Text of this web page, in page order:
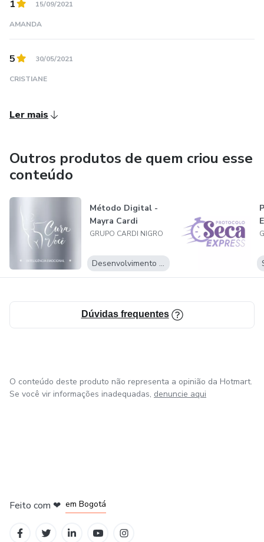
1 15/09/2021
AMANDA
5 30/05/2021
CRISTIANE
Ler mais
Outros produtos de quem criou esse
conteúdo
Método Digital -
Mayra Cardi
GRUPO CARDI NIGRO
Desenvolvimento Pessoal
Dúvidas frequentes
O conteúdo deste produto não representa a opinião da Hotmart.
Se você vir informações inadequadas, denuncie aqui
Feito com ❤ em Bogotá